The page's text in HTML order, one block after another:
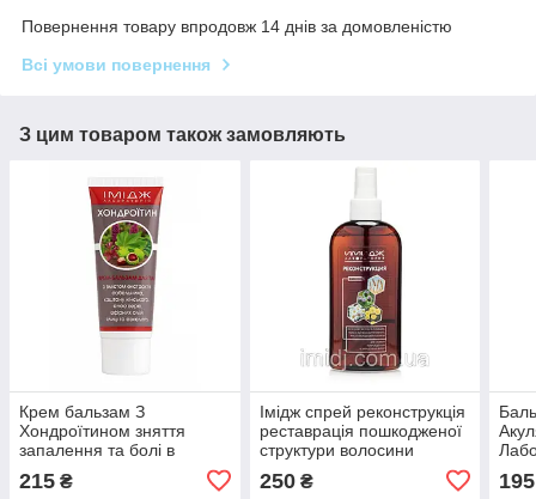
Повернення товару впродовж 14 днів за домовленістю
Всі умови повернення
З цим товаром також замовляють
Крем бальзам З
Хондроїтином зняття
запалення та болі в
суглобах, м'язах і хребті
Імідж Лабораторія
215 ₴
Імідж спрей реконструкція
реставрація пошкодженої
структури волосини
250₴ 195